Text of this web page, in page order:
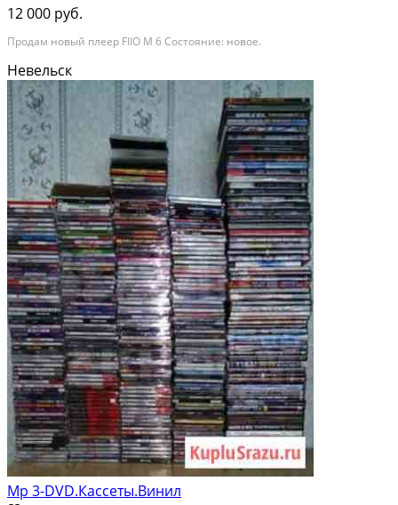
12 000 руб.
Продам новый плеер FIIO M 6 Состояние: новое.
Невельск
Мр 3-DVD.Кассеты.Винил